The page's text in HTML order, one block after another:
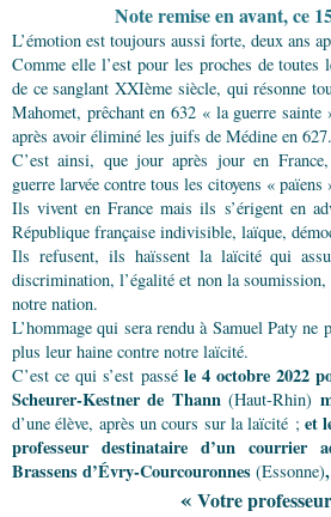
Note remise en avant, ce
L’émotion est toujours aussi forte, deux ans
Comme elle l’est pour les proches de
de ce sanglant XXIème siècle, qui résonne
Mahomet, prêchant en 632 « la guerre
après avoir éliminé les juifs de Médine en 627.
C’est ainsi, que jour après jour en
guerre larvée contre tous les citoyens « païens
Ils vivent en France mais ils s’érigent en
République française indivisible, laïque,
Ils refusent, ils haïssent la laïcité qui
discrimination, l’égalité et non la
notre nation.
L’hommage qui sera rendu à Samuel Paty ne
plus leur haine contre notre laïcité.
C’est ce qui s’est passé le 4 octobre 2022
Scheurer-Kestner de Thann(Haut-Rhin)
d’une élève, après un cours sur la laïcité ; et
professeur destinataire d’un courrier
Brassens d’Évry-Courcouronnes (Essonne)
« Votre